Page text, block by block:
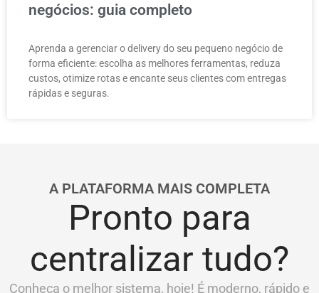
negócios: guia completo
Aprenda a gerenciar o delivery do seu pequeno negócio de
forma eficiente: escolha as melhores ferramentas, reduza
custos, otimize rotas e encante seus clientes com entregas
rápidas e seguras.
A PLATAFORMA MAIS COMPLETA
Pronto para
centralizar tudo?
Conheça o melhor sistema, hoje! É moderno, rápido e